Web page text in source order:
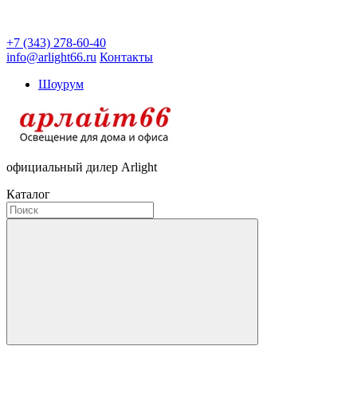
+7 (343) 278-60-40
info@arlight66.ru Контакты
Шоурум
официальный дилер Arlight
Каталог